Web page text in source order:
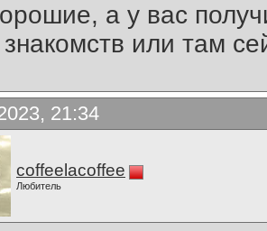
а у вас
знакомств или там
21:34
coffeelacoffee
Любитель